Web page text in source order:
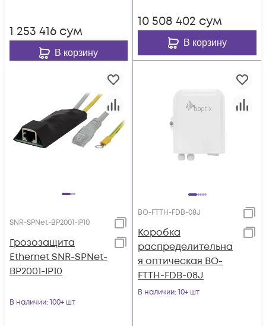
1 253 416 сум
В корзину
10 508 402 сум
В корзину
SNR-SPNet-BP2001-IP10
Грозозащита
Ethernet SNR-SPNet-
BP2001-IP10
В наличии: 100+ шт
BO-FTTH-FDB-08J
Коробка
распределительна
я оптическая BO-
FTTH-FDB-08J
В наличии: 10+ шт